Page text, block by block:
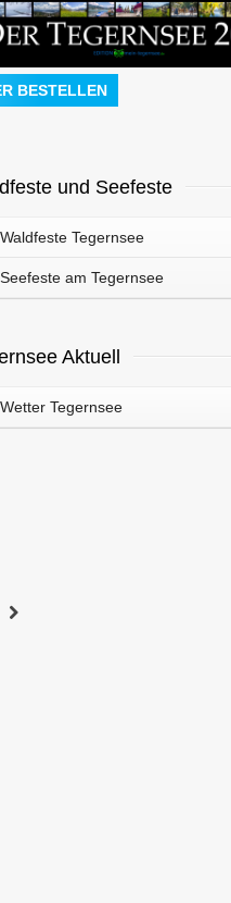
BESTELLEN
und Seefeste
Waldfeste Tegernsee
Seefeste am Tegernsee
Aktuell
Wetter Tegernsee